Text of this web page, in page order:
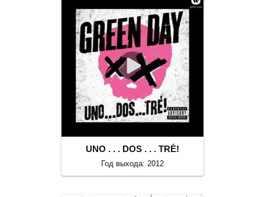
UNO . . . DOS . . . TRÉ!
Год выхода: 2012